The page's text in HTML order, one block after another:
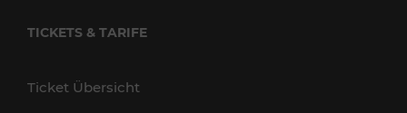
TICKETS & TARIFE
Ticket Übersicht